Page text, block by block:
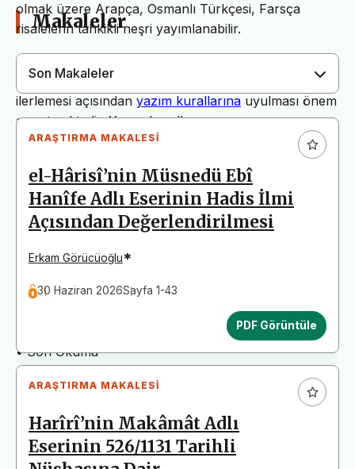
olmak üzere Arapça, Osmanlı Türkçesi, Farsça
risalelerin tahkikli neşri yayımlanabilir.
Dergimiz yayın süreçlerinin daha hızlı ve sağlıklı
ilerlemesi açısından yazım kurallarına uyulması önem
arz etmektedir. Yazım kurallarına uymayan
başvurular değerlendirme aşamasına alınmadan iade
edilecektir. Bu nedenle çalışmalarınızı yüklemeden
önce çalışmanızın yazım kurallarına uygun olarak
düzenlendiğinden emin olunuz.
Yayın İnceleme Süreci (Yaklaşık 130 Gün)
• Editör İncelemesi
• Şekilsel ve Etik Ön İnceleme
• Son Okuma
Makaleler
Son Makaleler
ARAŞTIRMA MAKALESI
el-Hârisî’nin Müsnedü Ebî
Hanîfe Adlı Eserinin Hadis İlmi
Açısından Değerlendirilmesi
Erkam Görücüoğlu*
30 Haziran 2026Sayfa 1-43
PDF Görüntüle
ARAŞTIRMA MAKALESI
Harîrî’nin Makâmât Adlı
Eserinin 526/1131 Tarihli